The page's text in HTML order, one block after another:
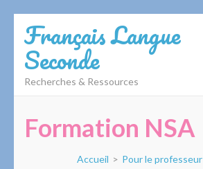
au
contenu
(Pressez
Entrée)
Français Langue
Seconde
Recherches & Ressources
Formation NSA
Accueil > Pour le professeur